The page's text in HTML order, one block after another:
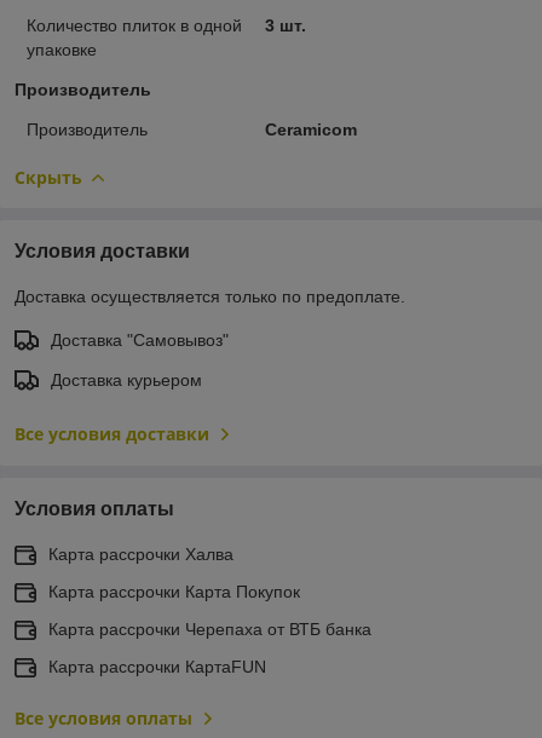
Количество плиток в одной
упаковке
3 шт.
Производитель
Производитель Ceramicom
Скрыть
Условия доставки
Доставка осуществляется только по предоплате.
Доставка "Самовывоз"
Доставка курьером
Все условия доставки
Условия оплаты
Карта рассрочки Халва
Карта рассрочки Карта Покупок
Карта рассрочки Черепаха от ВТБ банка
Карта рассрочки КартаFUN
Все условия оплаты